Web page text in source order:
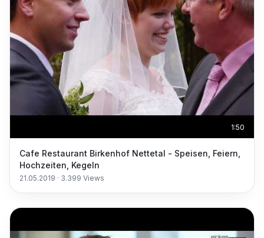
1:50
Cafe Restaurant Birkenhof Nettetal - Speisen, Feiern,
Hochzeiten, Kegeln
21.05.2019 · 3.399 Views